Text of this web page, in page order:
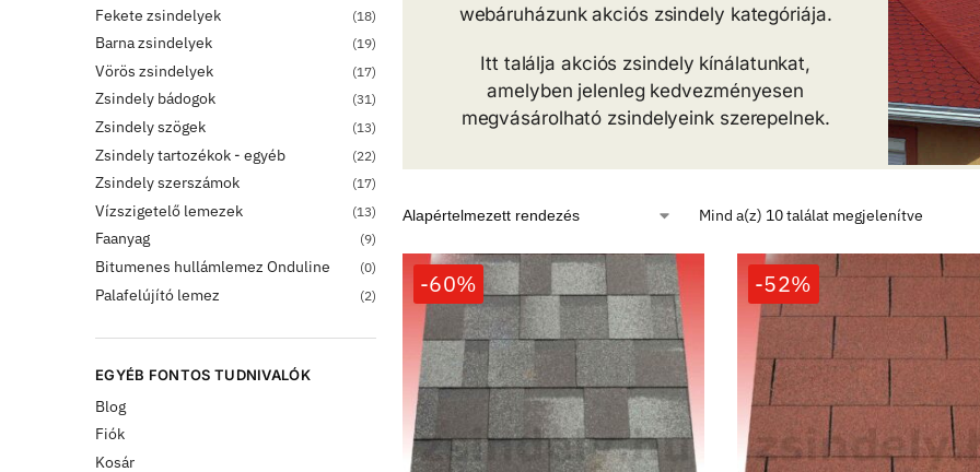
webáruházunk akciós zsindely kategóriája.
Itt találja akciós zsindely kínálatunkat,
amelyben jelenleg kedvezményesen
megvásárolható zsindelyeink szerepelnek.
Mind a(z) 10 találat megjelenítve
-60% -52%
Fekete zsindelyek (18)
Barna zsindelyek (19)
Vörös zsindelyek (17)
Zsindely bádogok (31)
Zsindely szögek (13)
Zsindely tartozékok - egyéb (22)
Zsindely szerszámok (17)
Vízszigetelő lemezek (13)
Faanyag (9)
Bitumenes hullámlemez Onduline (0)
Palafelújító lemez (2)
EGYÉB FONTOS TUDNIVALÓK
Blog
Fiók
Kosár